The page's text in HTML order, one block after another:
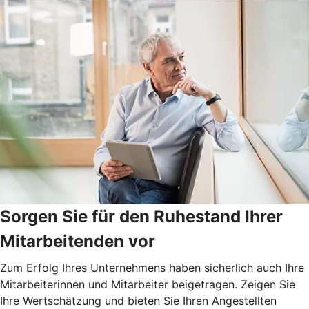
Sorgen Sie für den Ruhestand Ihrer
Mitarbeitenden vor
Zum Erfolg Ihres Unternehmens haben sicherlich auch Ihre
Mitarbeiterinnen und Mitarbeiter beigetragen. Zeigen Sie
Ihre Wertschätzung und bieten Sie Ihren Angestellten